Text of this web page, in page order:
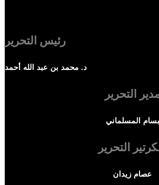
رئيس التحرير
د. محمد بن عبد الله أحمد
التحرير
بسام المسلماني
التحرير
عصام زيدان